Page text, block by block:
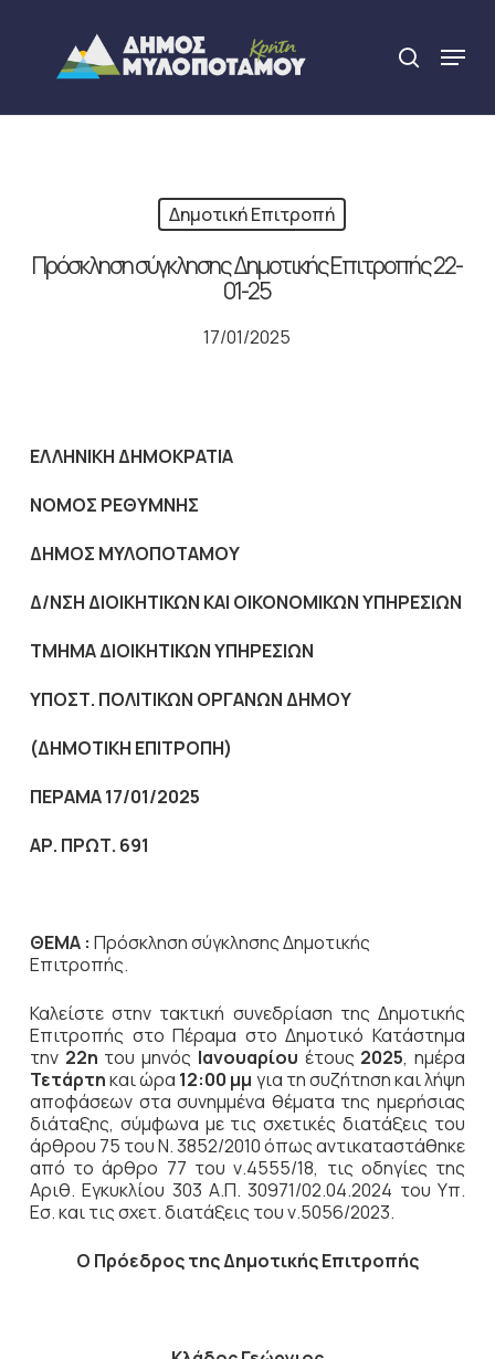
content
search
Menu
Δημοτική Επιτροπή
Πρόσκληση σύγκλησης Δημοτικής Επιτροπής 22-
01-25
17/01/2025
ΕΛΛΗΝΙΚΗ ΔΗΜΟΚΡΑΤΙΑ
NOMOΣ ΡΕΘΥΜΝΗΣ
ΔΗΜΟΣ ΜΥΛΟΠΟΤΑΜΟΥ
Δ/ΝΣΗ ΔΙΟΙΚΗΤΙΚΩΝ ΚΑΙ ΟΙΚΟΝΟΜΙΚΩΝ ΥΠΗΡΕΣΙΩΝ
ΤΜΗΜΑ ΔΙΟΙΚΗΤΙΚΩΝ ΥΠΗΡΕΣΙΩΝ
ΥΠΟΣΤ. ΠΟΛΙΤΙΚΩΝ ΟΡΓΑΝΩΝ ΔΗΜΟΥ
(ΔΗΜΟΤΙΚΗ ΕΠΙΤΡΟΠΗ)
ΠΕΡΑΜΑ 17/01/2025
ΑΡ. ΠΡΩΤ. 691
ΘΕΜΑ : Πρόσκληση σύγκλησης Δημοτικής
Επιτροπής.
Καλείστε στην τακτική συνεδρίαση της Δημοτικής
Επιτροπής στο Πέραμα στο Δημοτικό Κατάστημα
την 22η του μηνός Ιανουαρίου έτους 2025, ημέρα
Τετάρτηκαι ώρα 12:00 μμ για τη συζήτηση και λήψη
αποφάσεων στα συνημμένα θέματα της ημερήσιας
διάταξης, σύμφωνα με τις σχετικές διατάξεις του
άρθρου 75 του Ν. 3852/2010 όπως αντικαταστάθηκε
από το άρθρο 77 του ν.4555/18, τις οδηγίες της
Αριθ. Εγκυκλίου 303 Α.Π. 30971/02.04.2024 του Υπ.
Εσ. και τις σχετ. διατάξεις του ν.5056/2023.
Ο Πρόεδροςτης Δημοτικής Επιτροπής
Close